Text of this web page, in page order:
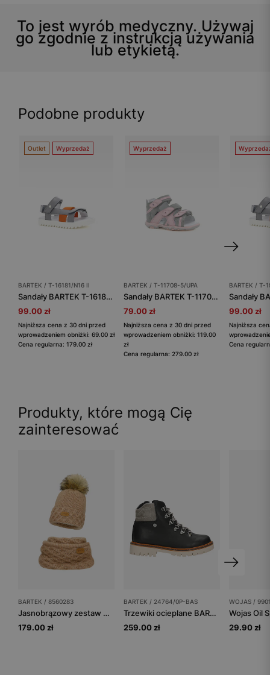
To jest wyrób medyczny. Używaj
go zgodnie z instrukcją używania
lub etykietą.
Podobne produkty
Outlet Wyprzedaż
BARTEK / T-16181/N16 II
Sandały BARTEK T-16181/N16 II, dla dziewcząt, szary
99.00 zł
Najniższa cena z 30 dni przed
wprowadzeniem obniżki: 69.00 zł
Cena regularna: 179.00 zł
Wyprzedaż
BARTEK / T-11708-5/UPA
Sandały BARTEK T-11708-5/UPA, dla dziewcząt, szaro-różowy
79.00 zł
Najniższa cena z 30 dni przed
wprowadzeniem obniżki: 119.00
zł
Cena regularna: 279.00 zł
BARTEK / T-
99.00 zł
Najniższa
Cena
Produkty, które mogą Cię
zainteresować
BARTEK / 8560283
Jasnobrązowy zestaw BARTEK 85602-83 z wełną merino - czapka + komin
179.00 zł
BARTEK / 24764/0P-BAS
Trzewiki ocieplane BARTEK 24764/0P-BAS, brązowy
259.00 zł
WOJAS /
Wojas Oil
29.90 zł